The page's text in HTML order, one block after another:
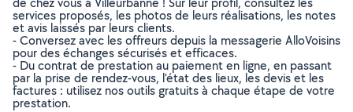
services proposés, les photos de leurs réalisations, les notes
et avis laissés par leurs clients.
- Conversez avec les offreurs depuis la messagerie AlloVoisins
pour des échanges sécurisés et efficaces.
- Du contrat de prestation au paiement en ligne, en passant
par la prise de rendez-vous, l’état des lieux, les devis et les
factures : utilisez nos outils gratuits à chaque étape de votre
prestation.